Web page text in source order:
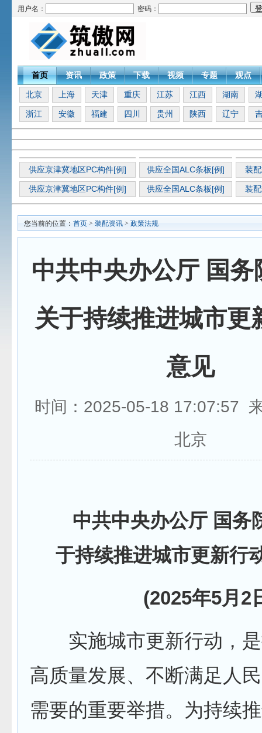
用户名： 密码：
首页 资讯 政策 下载 视频 专题 观点
北京 上海 天津 重庆 江苏 江西 湖南
浙江 安徽 福建 四川 贵州 陕西 辽宁
供应京津冀地区PC构件[例] 供应全国ALC条板[例] 装
供应京津冀地区PC构件[例] 供应全国ALC条板[例] 装
您当前的位置： 首页 > 装配资讯 > 政策法规
中共中央办公厅 国务
关于持续推进城市更
意见
时间：2025-05-18 17:07:57
北京
中共中央办公厅 国务
于持续推进城市更新行
(2025年5月2
实施城市更新行动，是
高质量发展、不断满足人
需要的重要举措。为持续